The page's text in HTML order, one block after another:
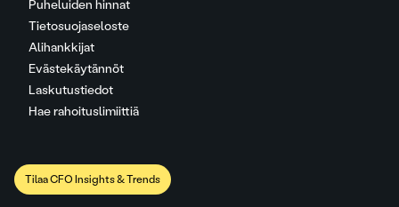
Puheluiden hinnat
Tietosuojaseloste
Alihankkijat
Evästekäytännöt
Laskutustiedot
Hae rahoituslimiittiä
Tilaa CFO Insights & Trends